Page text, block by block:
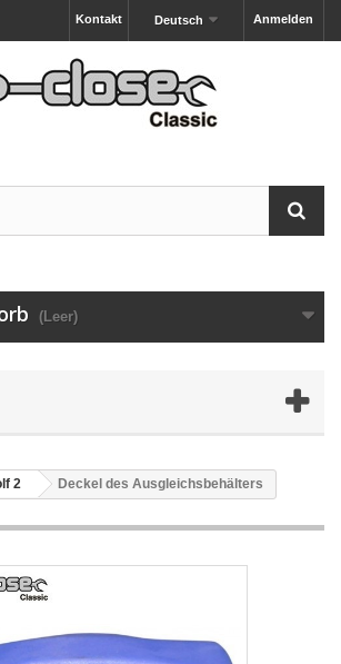
Anmelden
Deutsch
Kontakt
(Leer)
2 Deckel des Ausgleichsbehälters